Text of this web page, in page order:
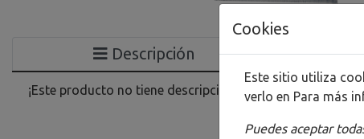
Descripción
¡Este producto no tiene descripción!
Cookies
Este sitio utiliza
verlo en Para más
Puedes aceptar